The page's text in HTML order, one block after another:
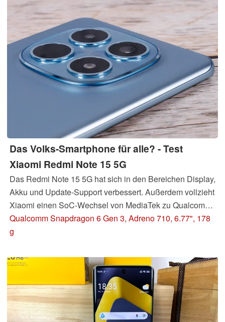
Das Volks-Smartphone für alle? - Test
Xiaomi Redmi Note 15 5G
Das Redmi Note 15 5G hat sich in den Bereichen Display,
Akku und Update-Support verbessert. Außerdem vollzieht
Xiaomi einen SoC-Wechsel von MediaTek zu Qualcomm
bei diesem Smartphone. Ob das reicht, um zu
überzeugen, klärt unser Test.
Qualcomm Snapdragon 6 Gen 3, Adreno 710, 6.77", 178
g